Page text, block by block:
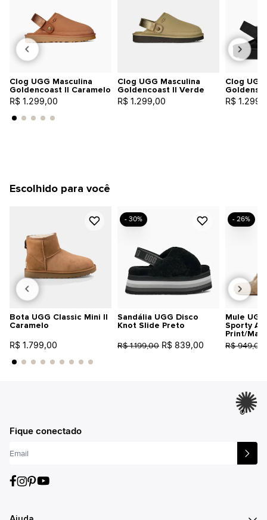
Clog UGG Masculina
Goldencoast II Caramelo
R$ 1.299,00
Clog UGG Masculina
Goldencoast II Verde
R$ 1.299,00
Clog
R$
Escolhido para você
Bota UGG Classic Mini II
Caramelo
R$ 1.799,00
Sandália UGG Disco
Knot Slide Preto
R$ 1.199,00 R$ 839,00
- 30%
Mule
Sporty
Print/
R$ 949,00
- 26%
®
Fique conectado